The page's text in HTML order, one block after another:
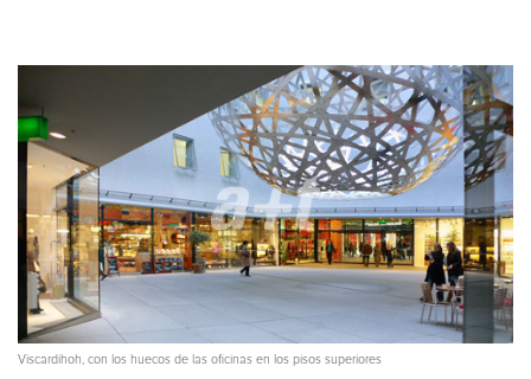
Viscardihoh, con los huecos de las oficinas en los pisos superiores